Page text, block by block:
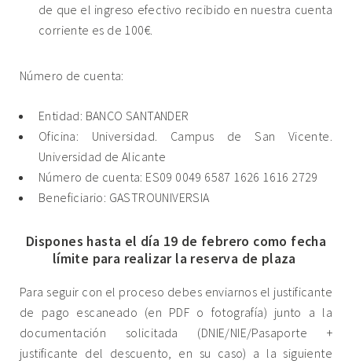
de que el ingreso efectivo recibido en nuestra cuenta
corriente es de 100€.
Número de cuenta:
Entidad: BANCO SANTANDER
Oficina: Universidad. Campus de San Vicente.
Universidad de Alicante
Número de cuenta: ES09 0049 6587 1626 1616 2729
Beneficiario: GASTROUNIVERSIA
Dispones hasta el día 19 de febrero como fecha
límite para realizar la reserva de plaza
Para seguir con el proceso debes enviarnos el justificante
de pago escaneado (en PDF o fotografía) junto a la
documentación solicitada (DNIE/NIE/Pasaporte +
justificante del descuento, en su caso) a la siguiente